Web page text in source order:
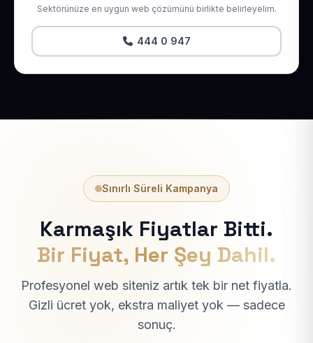
Sektörünüze en uygun web çözümünü birlikte belirleyelim.
444 0 947
Sınırlı Süreli Kampanya
Karmaşık Fiyatlar Bitti.
Bir Fiyat, Her Şey Dahil.
Profesyonel web siteniz artık tek bir net fiyatla.
Gizli ücret yok, ekstra maliyet yok — sadece
sonuç.